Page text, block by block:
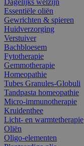
Essentiële oliën
Gewrichten & spieren
Huidverzorging
Verstuiver
Bachbloesem
Fytotherapie
Gemmotherapie
Homeopathie
Tubes Granules-Globuli
Tandpasta homeopathie
Micro-immunotherapie
Kruidenthee
Licht- en warmtetherapie
Oliën
Oligo-elementen